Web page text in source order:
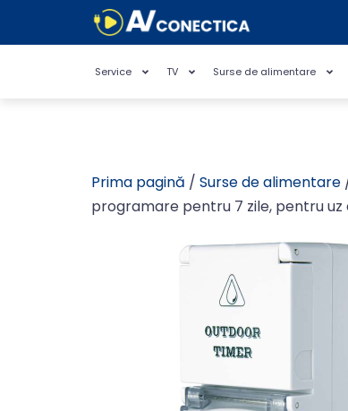
Service TV Surse de alimentare
Prima pagină / Surse de alimentare
programare pentru 7 zile, pentru